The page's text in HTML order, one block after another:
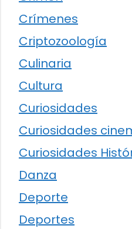
Crímenes
Criptozoología
Culinaria
Cultura
Curiosidades
Curiosidades
Curiosidades
Danza
Deporte
Deportes